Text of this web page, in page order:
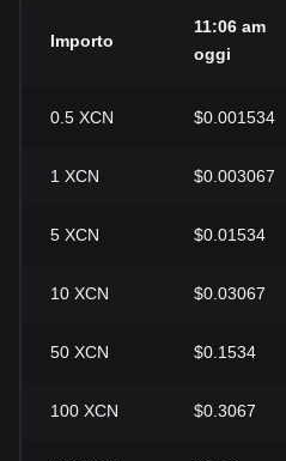
Importo
11:06 am
oggi
0.5 XCN $0.001534
1 XCN $0.003067
5 XCN $0.01534
10 XCN $0.03067
50 XCN $0.1534
100 XCN $0.3067